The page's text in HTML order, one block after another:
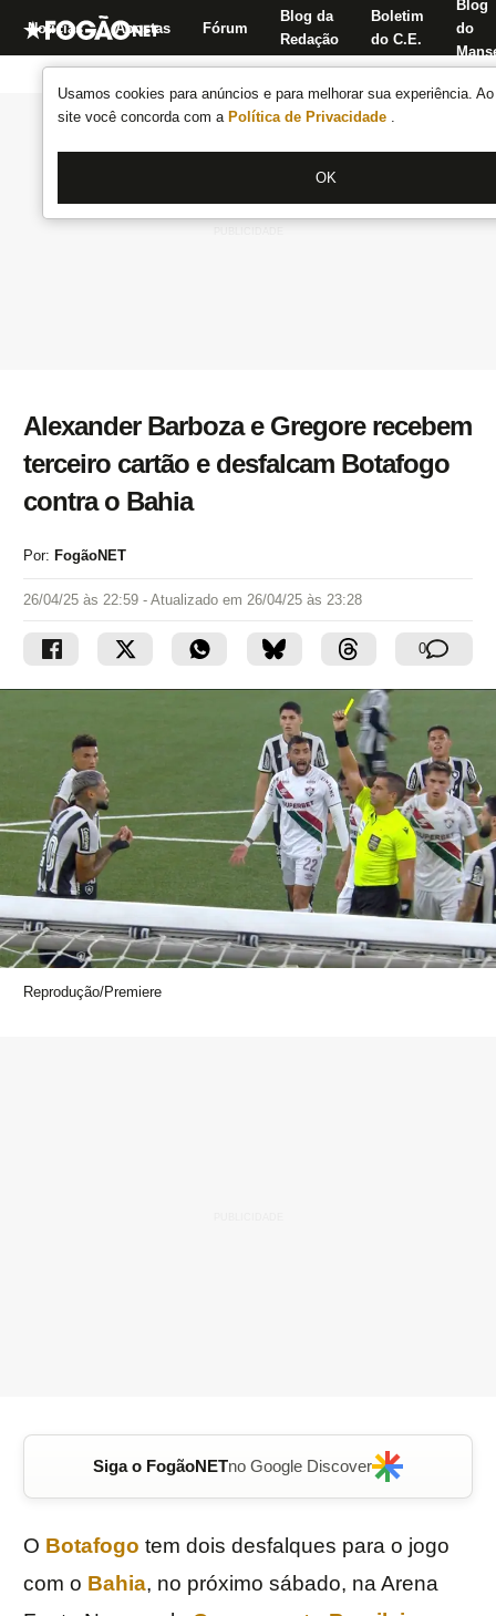
Usamos cookies para anúncios e para melhorar sua experiência.
site você concorda com a Política de Privacidade .
OK
Notícias Apostas Fórum
Blog da
Redação
Boletim
do C.E.
Blog
do
Alexander Barboza e Gregore recebem
terceiro cartão e desfalcam Botafogo
contra o Bahia
Por: FogãoNET
26/04/25 às 22:59 - Atualizado em 26/04/25 às 23:28
0
Reprodução/Premiere
Siga o FogãoNETno Google Discover
O Botafogo tem dois desfalques para o jogo
com o Bahia, no próximo sábado, na Arena